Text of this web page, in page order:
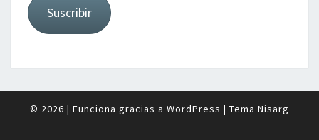
Suscribir
© 2026 | Funciona gracias a WordPress | Tema Nisarg